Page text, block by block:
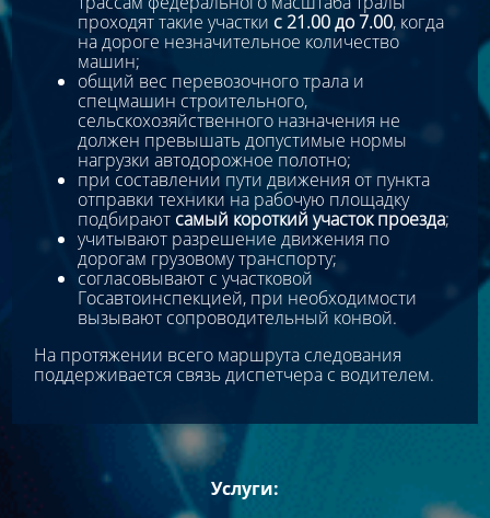
проходят такие участки с 21.00 до 7.00, когда
на дороге незначительное количество
машин;
общий вес перевозочного трала и
спецмашин строительного,
сельскохозяйственного назначения не
должен превышать допустимые нормы
нагрузки автодорожное полотно;
при составлении пути движения от пункта
отправки техники на рабочую площадку
подбирают самый короткий участок проезда;
учитывают разрешение движения по
дорогам грузовому транспорту;
согласовывают с участковой
Госавтоинспекцией, при необходимости
вызывают сопроводительный конвой.
На протяжении всего маршрута следования
поддерживается связь диспетчера с водителем.
Услуги: